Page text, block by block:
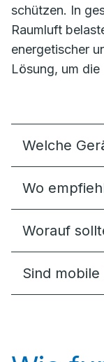
schützen. In
Raumluft
energetischer
Lösung, um
Welche
Wo
Worauf
Sind